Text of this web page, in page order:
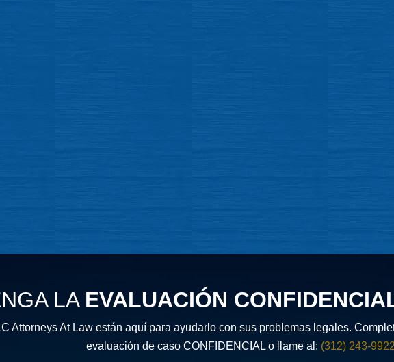
LA EVALUACIÓN
Attorneys At Law están aquí para ayudarlo con sus problemas legales.
evaluación de caso CONFIDENCIAL o llame al: (312) 243-9922